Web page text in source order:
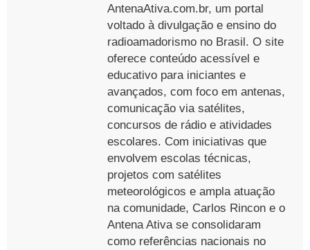
AntenaAtiva.com.br, um portal
voltado à divulgação e ensino do
radioamadorismo no Brasil. O site
oferece conteúdo acessível e
educativo para iniciantes e
avançados, com foco em antenas,
comunicação via satélites,
concursos de rádio e atividades
escolares. Com iniciativas que
envolvem escolas técnicas,
projetos com satélites
meteorológicos e ampla atuação
na comunidade, Carlos Rincon e o
Antena Ativa se consolidaram
como referências nacionais no